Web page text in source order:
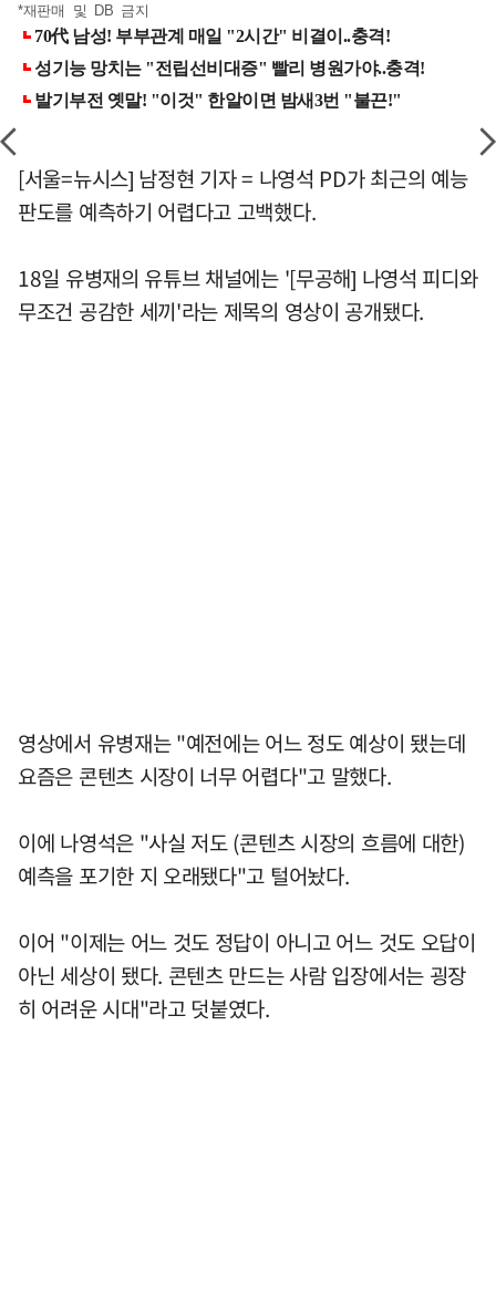
*재판매 및 DB 금지
[서울=뉴시스] 남정현 기자 = 나영석 PD가 최근의 예능
판도를 예측하기 어렵다고 고백했다.
18일 유병재의 유튜브 채널에는 '[무공해] 나영석 피디와
무조건 공감한 세끼'라는 제목의 영상이 공개됐다.
영상에서 유병재는 "예전에는 어느 정도 예상이 됐는데
요즘은 콘텐츠 시장이 너무 어렵다"고 말했다.
이에 나영석은 "사실 저도 (콘텐츠 시장의 흐름에 대한)
예측을 포기한 지 오래됐다"고 털어놨다.
이어 "이제는 어느 것도 정답이 아니고 어느 것도 오답이
아닌 세상이 됐다. 콘텐츠 만드는 사람 입장에서는 굉장
히 어려운 시대"라고 덧붙였다.